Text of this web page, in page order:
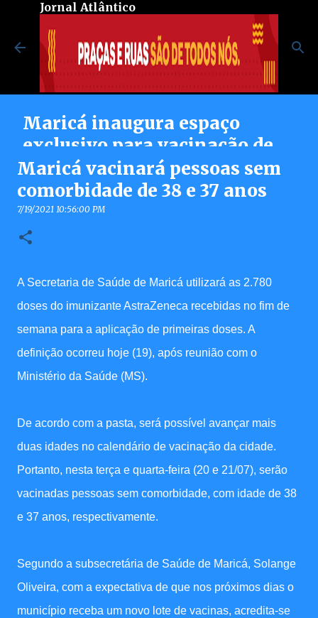
Pular para o conteúdo principal
Jornal Atlântico
Maricá inaugura espaço
exclusivo para vacinação de
pessoas autistas no Centro de
Vacinação Integrada
8/07/2026 08:37:00 PM
Maricá vacinará pessoas sem
comorbidade de 38 e 37 anos
7/19/2021 10:56:00 PM
A Secretaria de Saúde de Maricá utilizará as 2.780
doses do imunizante AstraZeneca recebidas no fim de
semana para a aplicação de primeiras doses. A
definição ocorreu hoje (19), após reunião com o
Ministério da Saúde (MS).
De acordo com a pasta, será possível avançar mais
duas idades no calendário de vacinação da cidade.
Portanto, nesta terça e quarta-feira (20 e 21/07), serão
vacinadas pessoas sem comorbidade, com idade de 38
e 37 anos, respectivamente.
Segundo a subsecretária de Saúde de Maricá, Solange
Oliveira, com a expectativa de que nos próximos dias o
município receba um novo lote de vacinas, acredita-se